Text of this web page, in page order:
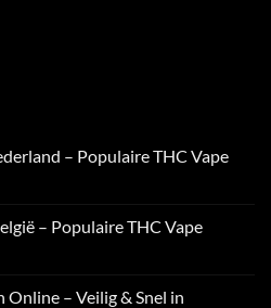
– Populaire THC Vape
– Populaire THC Vape
Online – Veilig & Snel in